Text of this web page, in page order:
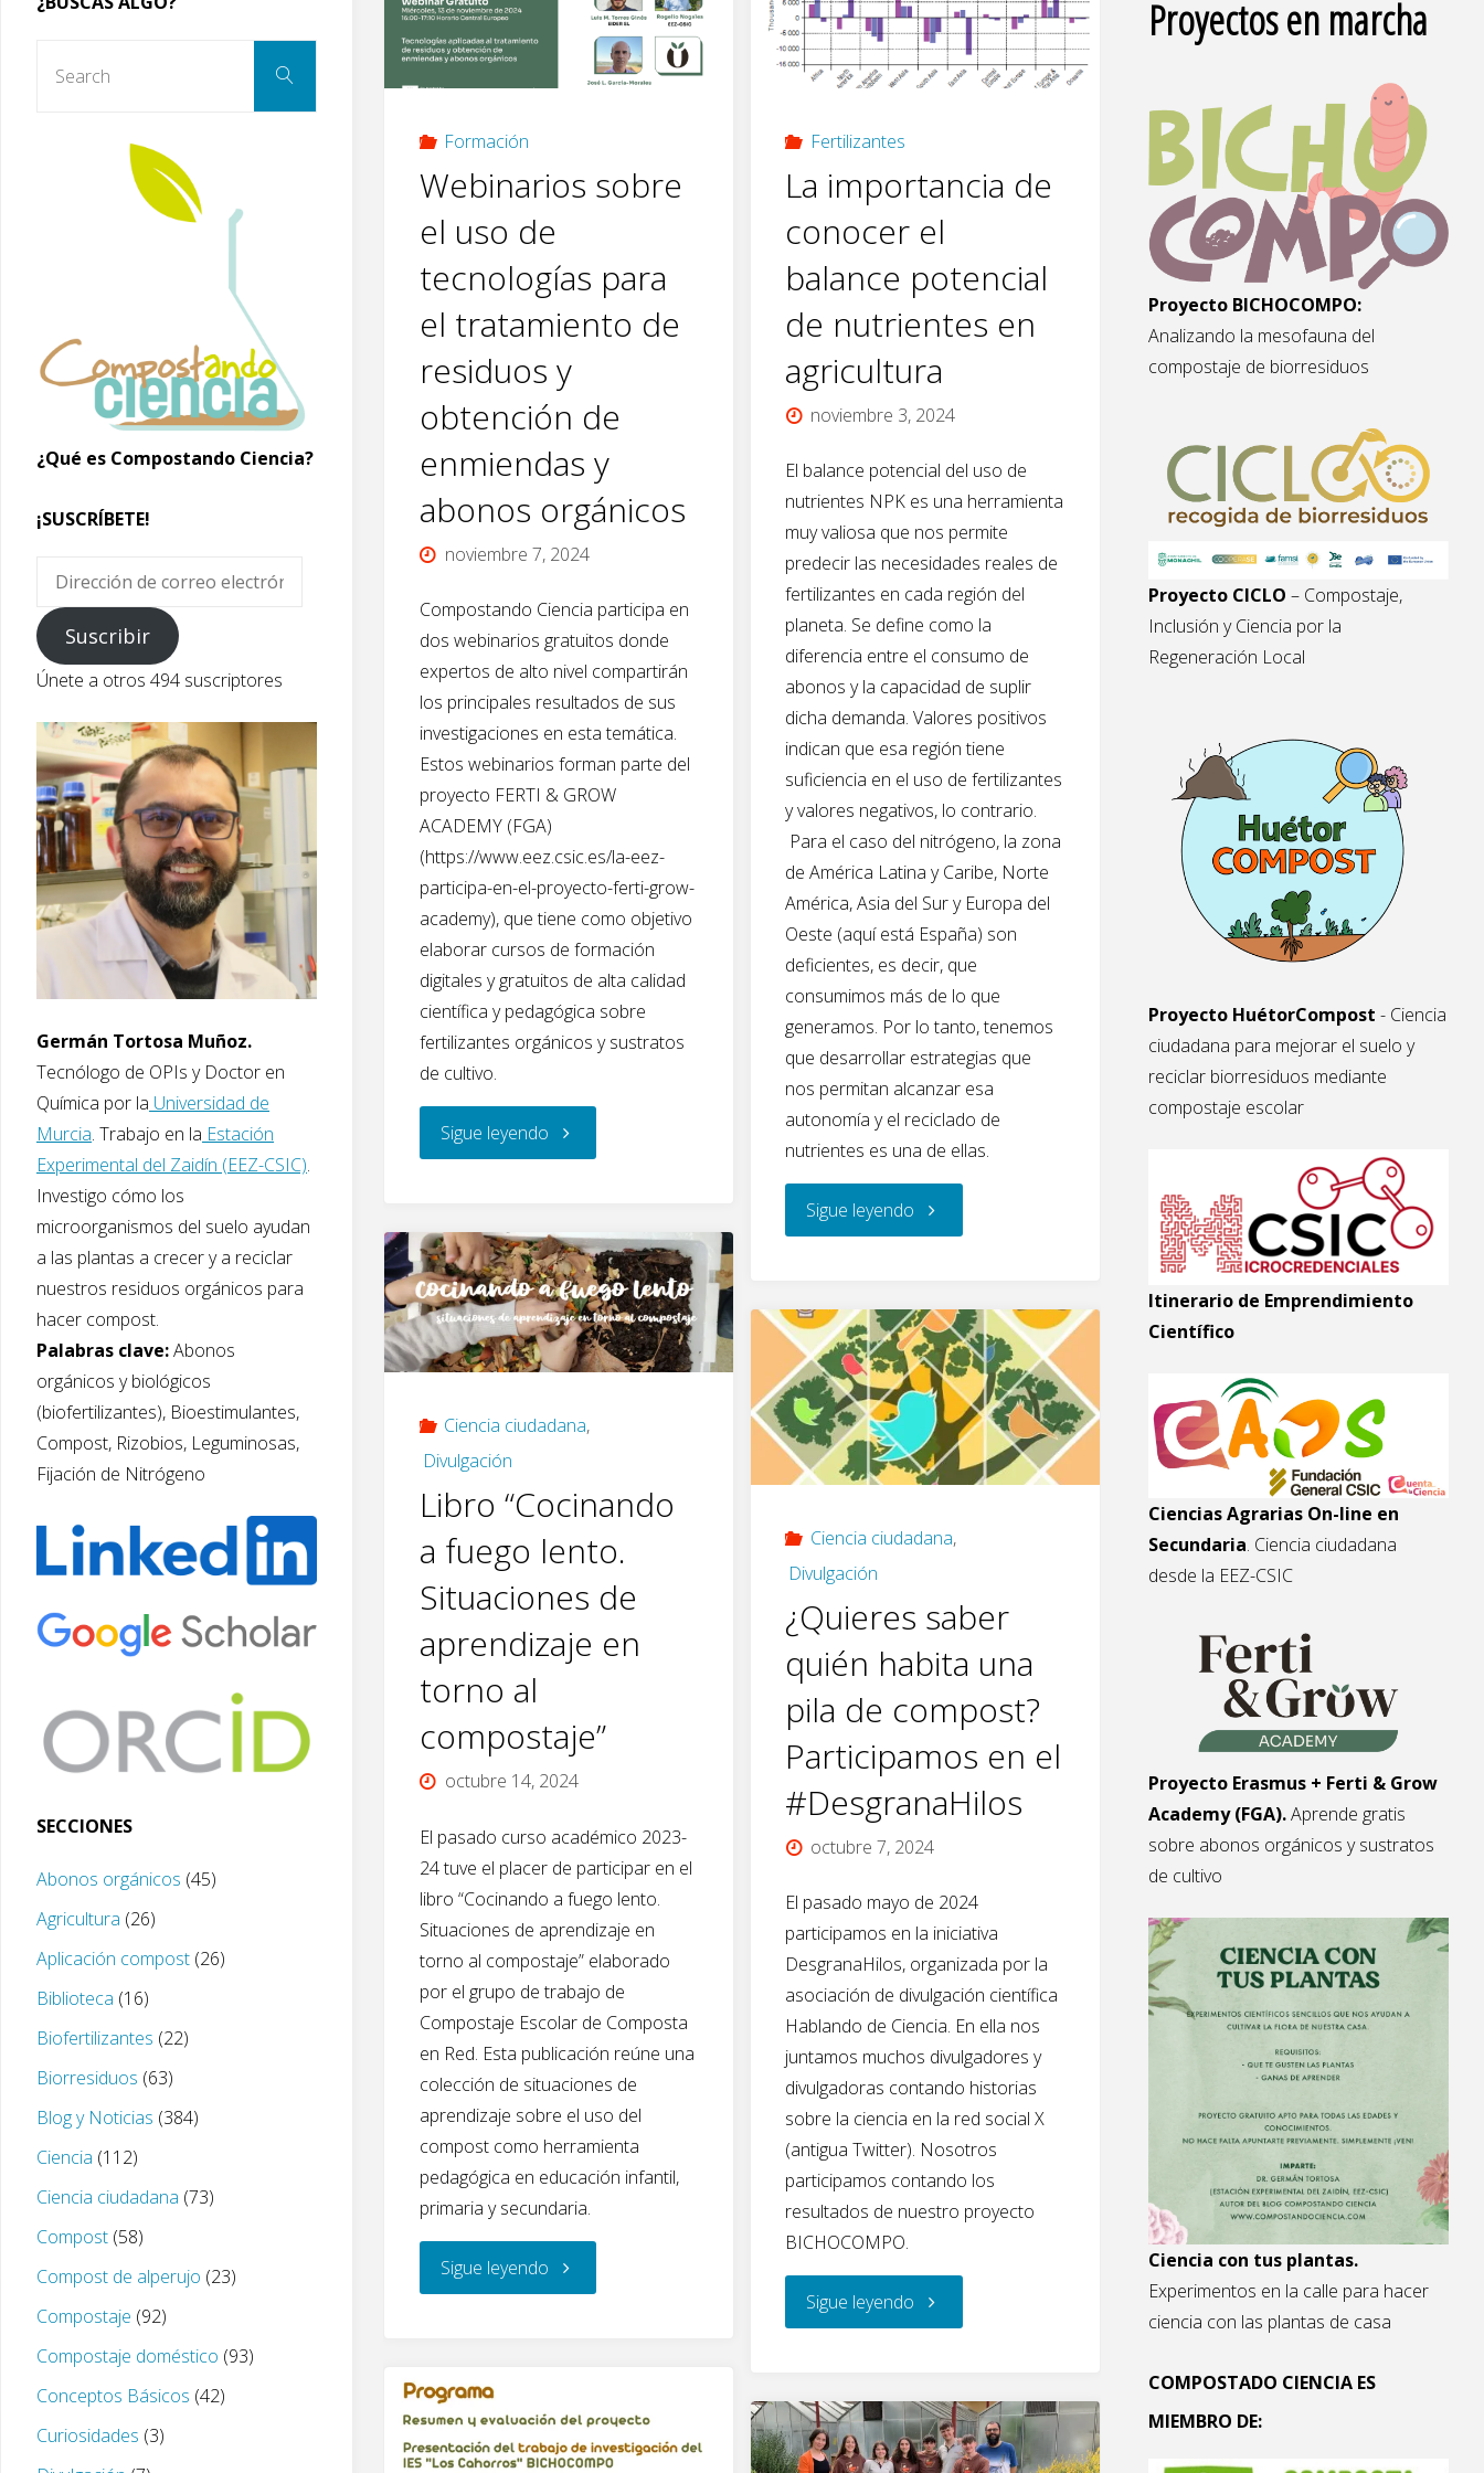
Formación
Webinarios sobre
el uso de
tecnologías para
el tratamiento de
residuos y
obtención de
enmiendas y
abonos orgánicos
noviembre 7, 2024
Compostando Ciencia participa en
dos webinarios gratuitos donde
expertos de alto nivel compartirán
los principales resultados de sus
investigaciones en esta temática.
Estos webinarios forman parte del
proyecto FERTI & GROW
ACADEMY (FGA)
(https://www.eez.csic.es/la-eez-
participa-en-el-proyecto-ferti-grow-
academy), que tiene como objetivo
elaborar cursos de formación
digitales y gratuitos de alta calidad
científica y pedagógica sobre
fertilizantes orgánicos y sustratos
de cultivo.
Sigue leyendo"Webinarios
el
uso
de
el
tratamiento
de
residuos
enmiendas
y
abonos
orgánicos"
Fertilizantes
La importancia de
conocer el
balance potencial
de nutrientes en
agricultura
noviembre 3, 2024
El balance potencial del uso de
nutrientes NPK es una herramienta
muy valiosa que nos permite
predecir las necesidades reales de
fertilizantes en cada región del
planeta. Se define como la
diferencia entre el consumo de
abonos y la capacidad de suplir
dicha demanda. Valores positivos
indican que esa región tiene
suficiencia en el uso de fertilizantes
y valores negativos, lo contrario.
Para el caso del nitrógeno, la zona
de América Latina y Caribe, Norte
América, Asia del Sur y Europa del
Oeste (aquí está España) son
deficientes, es decir, que
consumimos más de lo que
generamos. Por lo tanto, tenemos
que desarrollar estrategias que
nos permitan alcanzar esa
autonomía y el reciclado de
nutrientes es una de ellas.
Sigue leyendo "La
de
conocer
balance
potencial
nutrientes
Ciencia ciudadana,
Divulgación
Libro “Cocinando
a fuego lento.
Situaciones de
aprendizaje en
torno al
compostaje”
octubre 14, 2024
El pasado curso académico 2023-
24 tuve el placer de participar en el
libro “Cocinando a fuego lento.
Situaciones de aprendizaje en
torno al compostaje” elaborado
por el grupo de trabajo de
Compostaje Escolar de Composta
en Red. Esta publicación reúne una
colección de situaciones de
aprendizaje sobre el uso del
compost como herramienta
pedagógica en educación infantil,
primaria y secundaria.
Sigue leyendo"Libro
fuego
Ciencia ciudadana,
Divulgación
¿Quieres saber
quién habita una
pila de compost?
Participamos en el
#DesgranaHilos
octubre 7, 2024
El pasado mayo de 2024
participamos en la iniciativa
DesgranaHilos, organizada por la
asociación de divulgación científica
Hablando de Ciencia. En ella nos
juntamos muchos divulgadores y
divulgadoras contando historias
sobre la ciencia en la red social X
(antigua Twitter). Nosotros
participamos contando los
resultados de nuestro proyecto
BICHOCOMPO.
Sigue leyendo "¿Quieres
quién
habita
Search
¿Qué es Compostando Ciencia?
¡SUSCRÍBETE!
Dirección
correo
electrónico
Suscribir
Únete a otros 494 suscriptores
Germán Tortosa Muñoz.
Tecnólogo de OPIs y Doctor en
Química por la Universidad de
Murcia. Trabajo en la Estación
Experimental del Zaidín (EEZ-CSIC).
Investigo cómo los
microorganismos del suelo ayudan
a las plantas a crecer y a reciclar
nuestros residuos orgánicos para
hacer compost.
Palabras clave:Abonos
orgánicos y biológicos
(biofertilizantes), Bioestimulantes,
Compost, Rizobios, Leguminosas,
Fijación de Nitrógeno
SECCIONES
Abonos orgánicos (45)
Agricultura (26)
Aplicación compost (26)
Biblioteca (16)
Biofertilizantes (22)
Biorresiduos (63)
Blog y Noticias (384)
Ciencia (112)
Ciencia ciudadana (73)
Compost (58)
Compost de alperujo (23)
Compostaje (92)
Compostaje doméstico (93)
Conceptos Básicos (42)
Curiosidades (3)
Proyectos en marcha
Proyecto BICHOCOMPO:
Analizando la mesofauna del
compostaje de biorresiduos
Proyecto CICLO – Compostaje,
Inclusión y Ciencia por la
Regeneración Local
Proyecto HuétorCompost - Ciencia
ciudadana para mejorar el suelo y
reciclar biorresiduos mediante
compostaje escolar
Itinerario de Emprendimiento
Científico
Ciencias Agrarias On-line en
Secundaria. Ciencia ciudadana
desde la EEZ-CSIC
Proyecto Erasmus + Ferti & Grow
Academy (FGA).Aprende gratis
sobre abonos orgánicos y sustratos
de cultivo
Ciencia con tus plantas.
Experimentos en la calle para hacer
ciencia con las plantas de casa
COMPOSTADO CIENCIA ES
MIEMBRO DE: